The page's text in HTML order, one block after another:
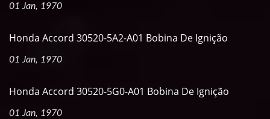
01 Jan, 1970
Honda Accord 30520-5A2-A01 Bobina De Ignição
01 Jan, 1970
Honda Accord 30520-5G0-A01 Bobina De Ignição
01 Jan, 1970